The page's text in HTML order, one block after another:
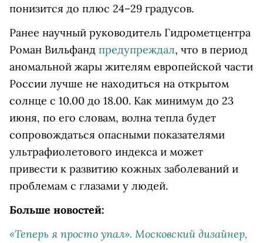
понизится до плюс 24–29 градусов.
Ранее научный руководитель Гидрометцентра
Роман Вильфанд предупреждал, что в период
аномальной жары жителям европейской части
России лучше не находиться на открытом
солнце с 10.00 до 18.00. Как минимум до 23
июня, по его словам, волна тепла будет
сопровождаться опасными показателями
ультрафиолетового индекса и может
привести к развитию кожных заболеваний и
проблемам с глазами у людей.
Больше новостей:
«Теперь я просто упал». Московский дизайнер,